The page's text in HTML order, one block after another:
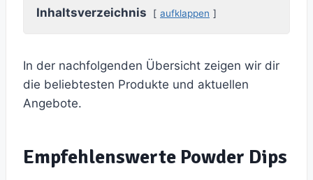
Inhaltsverzeichnis aufklappen
In der nachfolgenden Übersicht zeigen wir dir
die beliebtesten Produkte und aktuellen
Angebote.
Empfehlenswerte Powder Dips